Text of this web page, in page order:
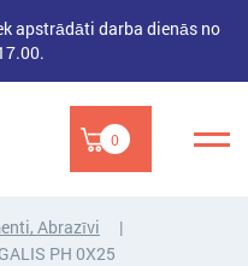
apstrādāti darba dienās no
0
Abrazīvi
PH 0X25